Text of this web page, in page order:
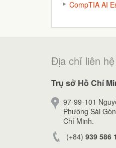
CompTIA AI
Địa chỉ liên hệ
Trụ sở Hồ Chí
97-99-101
Phường Sài
Chí Minh.
(+84) 939 586